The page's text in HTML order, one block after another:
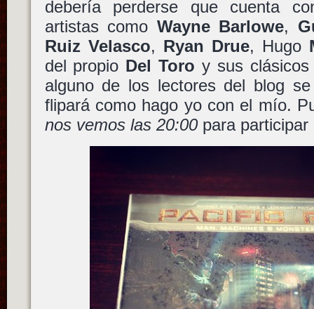
debería perderse que cuenta
artistas como Wayne Barlowe,
Ruiz Velasco, Ryan Drue, Hugo
del propio Del Toro y sus
alguno de los lectores del blog
flipará como hago yo con el mío.
nos vemos las 20:00para participar